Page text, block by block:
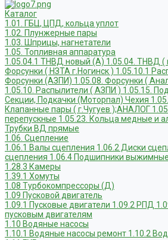
Каталог
1.01. ГБЦ, ЦПД, кольца уплот
1.02. Плунжерные пары
1.03. Шприцы, нагнетатели
1.05. Топливная аппаратура
1.05.04.1 ТНВД новый (А) 1.05.04. ТНВД (
Форсунки ( НЗТА г.Ногинск ) 1.05.10.1
Форсунки (АЗПИ) 1.05.08. Форсунки (
1.05.10. Распылители ( АЗПИ ) 1.05.15.
Секции, Подкачки (Моторпал) Чехия
Клапанные пары ( г.Чугуев );АНАЛОГ
перепускные 1.05.23. Кольца медные и
Трубки ВД прямые
1.06. Сцепление
1.06.1 Валы сцепления 1.06.2 Диски
сцепления 1.06.4 Подшипники выжимные
1.28.3 Камеры
1.39.1 Хомуты
1.08 Турбокомпрессоры (Д)
1.09 Пусковой двигатель
1.09.1 Пусковые двигатели 1.09.2 РПД
пусковым двигателям
1.10 Водяные насосы
1.10.1 Водяные насосы ремонт 1.10.2